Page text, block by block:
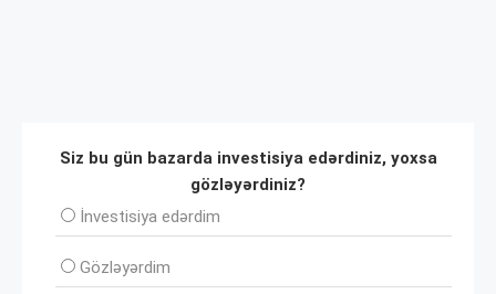
Siz bu gün bazarda investisiya edərdiniz, yoxsa
gözləyərdiniz?
İnvеstisiya edərdim
Gözləyərdim